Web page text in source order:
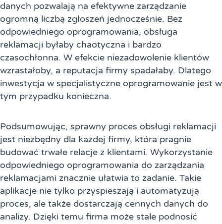
danych pozwalają na efektywne zarządzanie
ogromną liczbą zgłoszeń jednocześnie. Bez
odpowiedniego oprogramowania, obsługa
reklamacji byłaby chaotyczna i bardzo
czasochłonna. W efekcie niezadowolenie klientów
wzrastałoby, a reputacja firmy spadałaby. Dlatego
inwestycja w specjalistyczne oprogramowanie jest w
tym przypadku konieczna.
Podsumowując, sprawny proces obsługi reklamacji
jest niezbędny dla każdej firmy, która pragnie
budować trwałe relacje z klientami. Wykorzystanie
odpowiedniego oprogramowania do zarządzania
reklamacjami znacznie ułatwia to zadanie. Takie
aplikacje nie tylko przyspieszają i automatyzują
proces, ale także dostarczają cennych danych do
analizy. Dzięki temu firma może stale podnosić